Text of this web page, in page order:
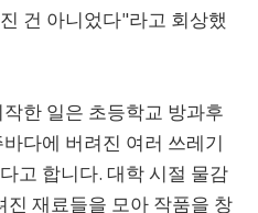
건 아니었다"라고 회상했
한 일은 초등학교 방과후
다에 버려진 여러 쓰레기
고 합니다. 대학 시절 물감
진 재료들을 모아 작품을 창